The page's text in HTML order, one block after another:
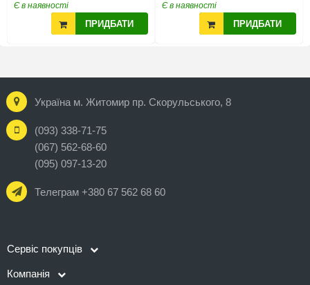
Є в наявності
ПРИДБАТИ
Є в наявності
ПРИДБАТИ
Україна м. Житомир пр. Скорульського, 8
(093) 338-71-75
(067) 562-68-60
(095) 097-13-20
Телеграм +380 67 562 68 60
Сервіс покупців
Компанія